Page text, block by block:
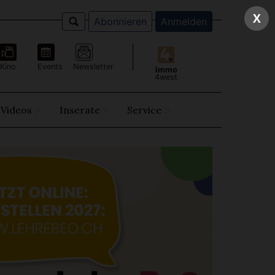
Abonnieren Anmelden
Kino Events Newsletter
Immo
4west
Videos Inserate Service
X